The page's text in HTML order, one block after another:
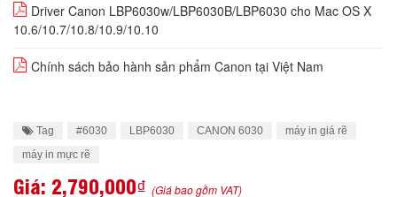
Driver Canon LBP6030w/LBP6030B/LBP6030 cho Mac OS X
10.6/10.7/10.8/10.9/10.10
Chính sách bảo hành sản phẩm Canon tại Việt Nam
Tag #6030 LBP6030 CANON 6030
máy in giá rẽ
máy in mực rẽ
Giá: 2,790,000₫ (Giá bao gồm VAT)